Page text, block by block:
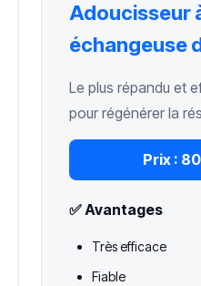
Adoucisseur
échangeuse
Le plus répandu et
pour régénérer la
Prix :
✅ Avantages
Très efficace
Fiable